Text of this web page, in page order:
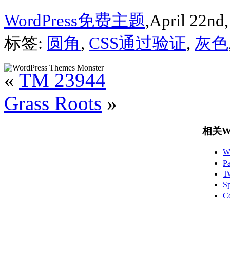
WordPress免费主题,April
标签: 圆角, CSS通过验证, 灰色
« TM 23944
Grass Roots »
相关